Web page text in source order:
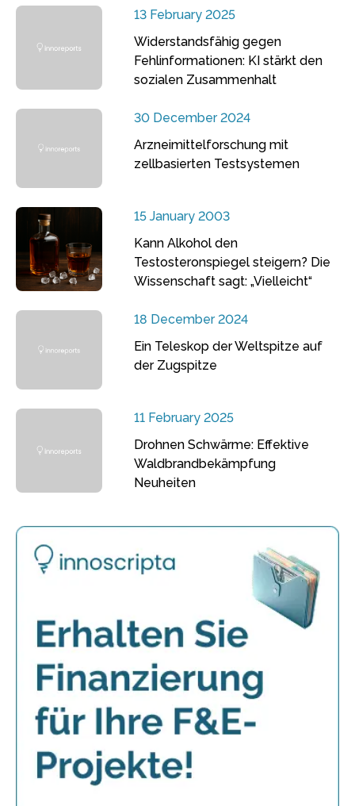
13 February 2025
Widerstandsfähig gegen
Fehlinformationen: KI stärkt den
sozialen Zusammenhalt
30 December 2024
Arzneimittelforschung mit
zellbasierten Testsystemen
15 January 2003
Kann Alkohol den
Testosteronspiegel steigern? Die
Wissenschaft sagt: „Vielleicht“
18 December 2024
Ein Teleskop der Weltspitze auf
der Zugspitze
11 February 2025
Drohnen Schwärme: Effektive
Waldbrandbekämpfung
Neuheiten